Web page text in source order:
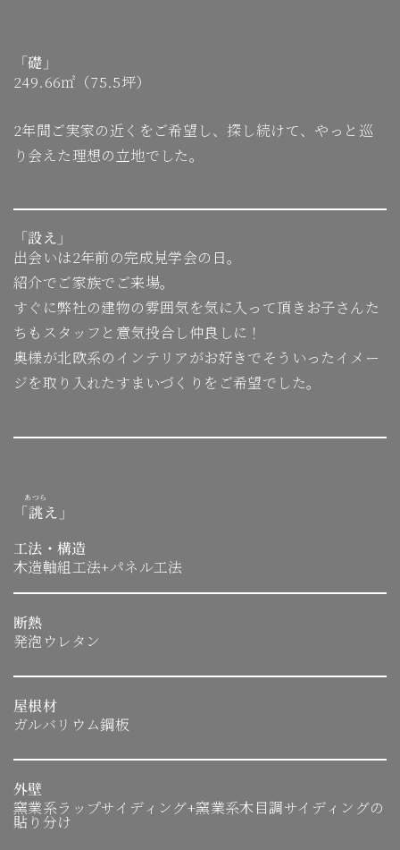
「礎」
249.66㎡（75.5坪）
2年間ご実家の近くをご希望し、探し続けて、やっと巡
り会えた理想の立地でした。
「設え」
出会いは2年前の完成見学会の日。
紹介でご家族でご来場。
すぐに弊社の建物の雰囲気を気に入って頂きお子さんた
ちもスタッフと意気投合し仲良しに！
奥様が北欧系のインテリアがお好きでそういったイメー
ジを取り入れたすまいづくりをご希望でした。
「誂
あつら
え 」
工法・構造
木造軸組工法+パネル工法
断熱
発泡ウレタン
屋根材
ガルバリウム鋼板
外壁
窯業系ラップサイディング+窯業系木目調サイディングの
貼り分け